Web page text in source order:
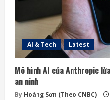
AI & Tech Latest
Mô hình AI của Anthropic
an ninh
By Hoàng Sơn (Theo CNBC)